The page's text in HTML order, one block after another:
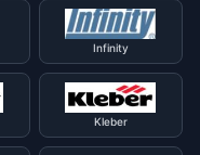
Infinity
Kleber